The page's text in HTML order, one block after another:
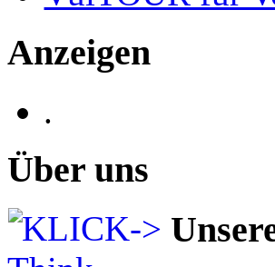
Anzeigen
.
Über uns